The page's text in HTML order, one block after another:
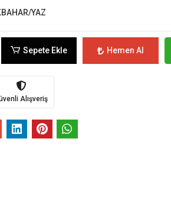
YAZ
Sepete Ekle Hemen Al
Alışveriş